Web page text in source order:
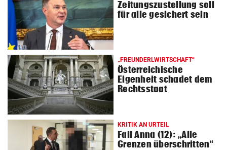
Zeitungszustellung soll
für alle gesichert sein
„FREUNDERLWIRTSCHAFT“
Österreichische
Eigenheit schadet dem
Rechtsstaat
KRITIK AN URTEIL
Fall Anna (12): „Alle
Grenzen überschritten“